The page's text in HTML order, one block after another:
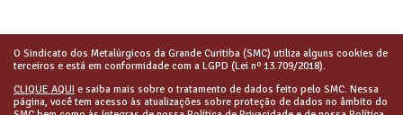
O Sindicato dos Metalúrgicos da Grande Curitiba (SMC) utiliza alguns cookies de
terceiros e está em conformidade com a LGPD (Lei nº 13.709/2018).
CLIQUE AQUI e saiba mais sobre o tratamento de dados feito pelo SMC. Nessa
página, você tem acesso às atualizações sobre proteção de dados no âmbito do